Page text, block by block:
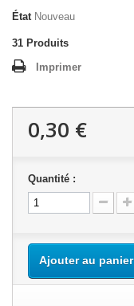
État Nouveau
31 Produits
Imprimer
0,30 €
Quantité :
Ajouter au panier